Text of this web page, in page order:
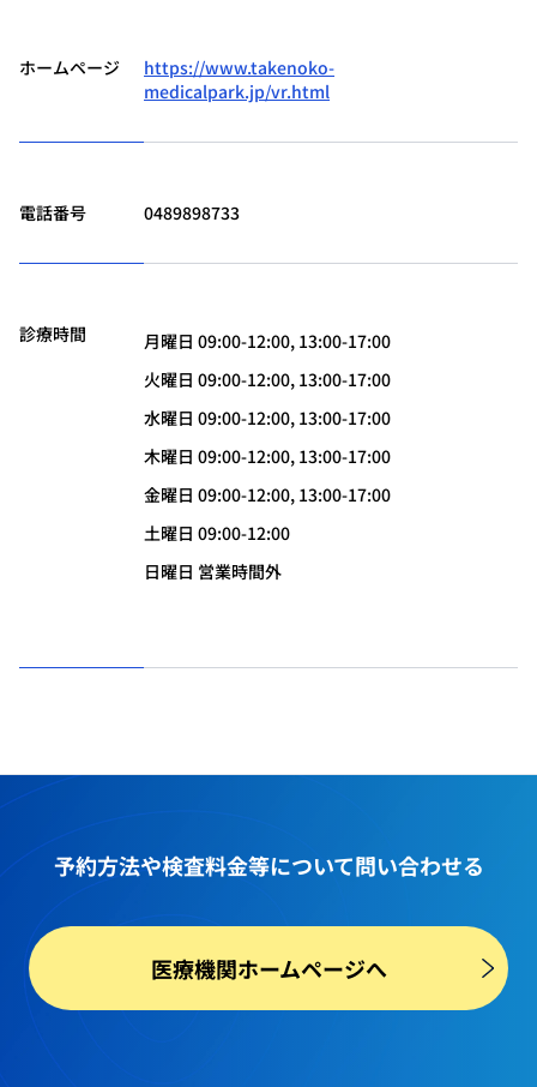
ホームページ
https://www.takenoko-
medicalpark.jp/vr.html
電話番号 0489898733
診療時間
月曜日 09:00-12:00, 13:00-17:00
火曜日 09:00-12:00, 13:00-17:00
水曜日 09:00-12:00, 13:00-17:00
木曜日 09:00-12:00, 13:00-17:00
金曜日 09:00-12:00, 13:00-17:00
土曜日 09:00-12:00
日曜日 営業時間外
予約方法や検査料金等について問い合わせる
医療機関ホームページへ